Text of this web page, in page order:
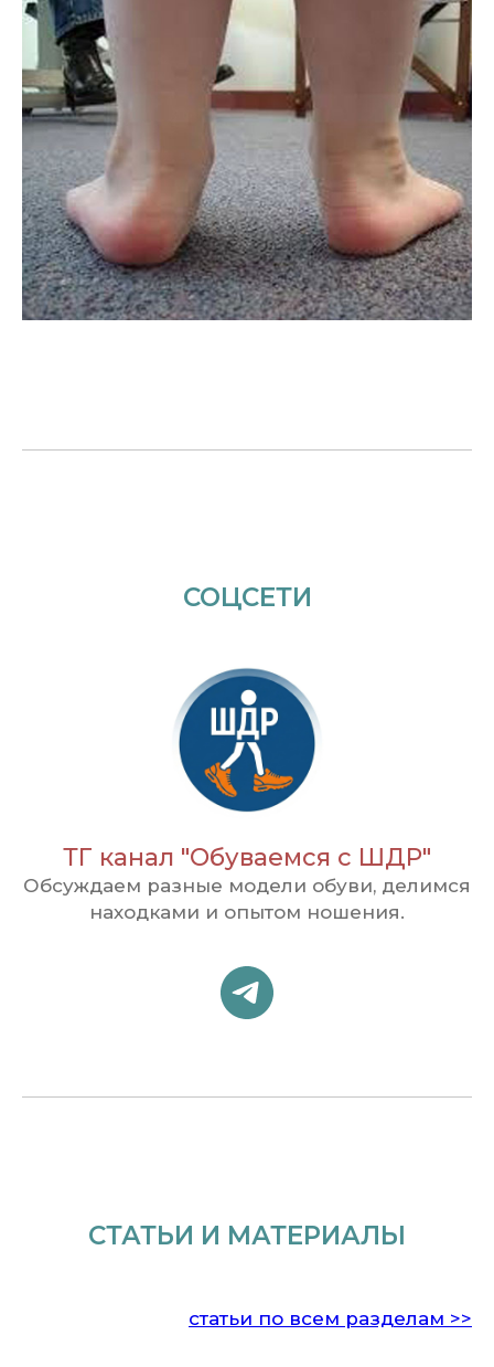
СОЦСЕТИ
ТГ канал "Обуваемся с ШДР"
Обсуждаем разные модели обуви, делимся
находками и опытом ношения.
СТАТЬИ И МАТЕРИАЛЫ
статьи по всем разделам >>